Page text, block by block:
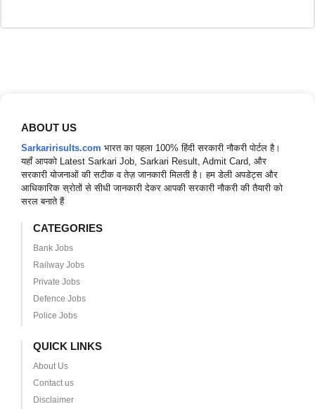
ABOUT US
Sarkaririsults.com भारत का पहला 100% हिंदी सरकारी नौकरी पोर्टल है।
यहाँ आपको Latest Sarkari Job, Sarkari Result, Admit Card, और
सरकारी योजनाओं की सटीक व तेज़ जानकारी मिलती है। हम डेली अपडेट्स और
आधिकारिक स्रोतों से सीधी जानकारी देकर आपकी सरकारी नौकरी की तैयारी को
सरल बनाते हैं
CATEGORIES
Bank Jobs
Railway Jobs
Private Jobs
Defence Jobs
Police Jobs
QUICK LINKS
About Us
Contact us
Disclaimer